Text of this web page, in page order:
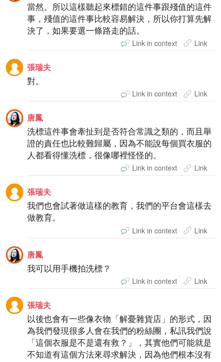
當然。所以這樣聽起來標錯的這件事跟殘值的這件
事，殘值的這件事比較容易解決，所以你打算先解
決了，如果要選一條路走的話。
Link in context Link
張瑞夫
對。
Link in context Link
唐鳳
洗標這件事會牽扯到是否符合常識之類的，而且舉
證的責任也比較難歸屬，因為不能說每個買衣服的
人都看得懂洗標，很像哪裡怪怪的。
Link in context Link
張瑞夫
我們也會試著做這樣的教育，我們的平台會這樣去
做教育。
Link in context Link
唐鳳
我可以用手機拍洗標？
Link in context Link
張瑞夫
以後也會有一些像衣物「解憂雜貨店」的形式，因
為我們發現很多人會在我們的粉絲團，私訊我們說
「這個衣服是不是還有救？」，其實他們可能就是
不知道有這個方法來尋求解決，因為他們根本沒有